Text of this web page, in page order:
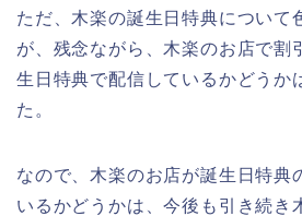
ただ、木楽の誕生日特典について
が、残念ながら、木楽のお店で割
生日特典で配信しているかどうか
た。
なので、木楽のお店が誕生日特典
いるかどうかは、今後も引き続き